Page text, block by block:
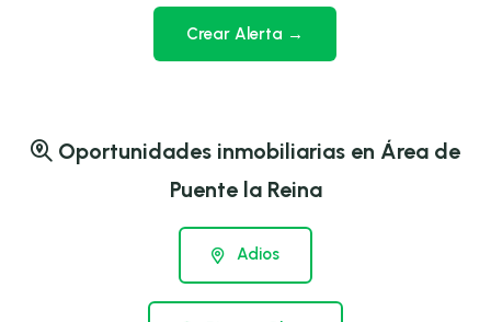
Crear Alerta →
Oportunidades inmobiliarias en Área de
Puente la Reina
Adios